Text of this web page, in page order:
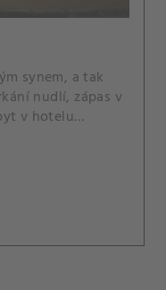
synem, a tak
nudlí, zápas v
v hotelu